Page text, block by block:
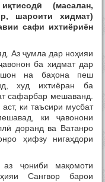
қтисодӣ (масалан,
шароити хидмат)
сафи ихтиёриён
Аз ҷумла дар ноҳияи
ба хидмат дар
на баҳона пеш
худ ихтиёран ба
сафарбар мешаванд.
ки таъсири мусбат
ки ҷавонони
доранд ва Ватанро
ҳифзу нигаҳдори
ҷониби мақомоти
Сангвор барои